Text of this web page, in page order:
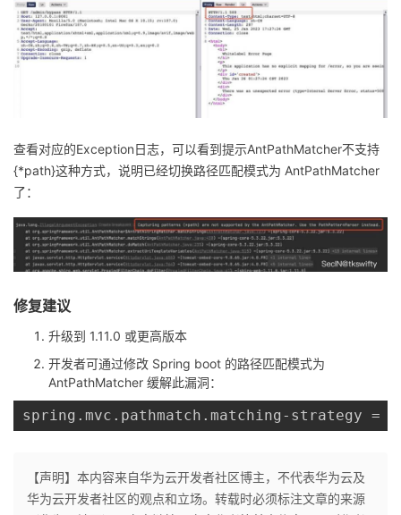
查看对应的Exception日志，可以看到提示AntPathMatcher不支持
{*path}这种方式，说明已经切换路径匹配模式为 AntPathMatcher
了：
修复建议
升级到 1.11.0 或更高版本
开发者可通过修改 Spring boot 的路径匹配模式为
AntPathMatcher 缓解此漏洞：
spring.mvc.pathmatch.matching-strategy =
【声明】本内容来自华为云开发者社区博主，不代表华为云及
华为云开发者社区的观点和立场。转载时必须标注文章的来源